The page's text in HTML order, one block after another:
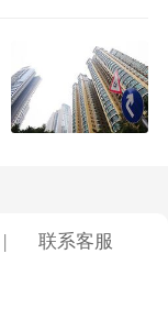
联系客服